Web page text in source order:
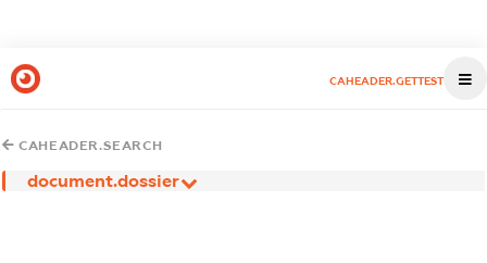
CAHEADER.GETTEST
CAHEADER.SEARCH
document.dossier